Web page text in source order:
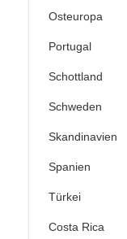
Osteuropa
Portugal
Schottland
Schweden
Skandinavien
Spanien
Türkei
Costa Rica